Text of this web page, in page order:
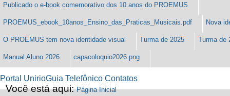
Publicado o e-book comemorativo dos 10 anos do PROEMUS
PROEMUS_ebook_10anos_Ensino_das_Praticas_Musicais.pdf Nova
O PROEMUS tem nova identidade visual Turma de 2025 Turma de
Manual Aluno 2026 capacoloquio2026.png
Portal UnirioGuia Telefônico Contatos
Você está aqui: Página Inicial